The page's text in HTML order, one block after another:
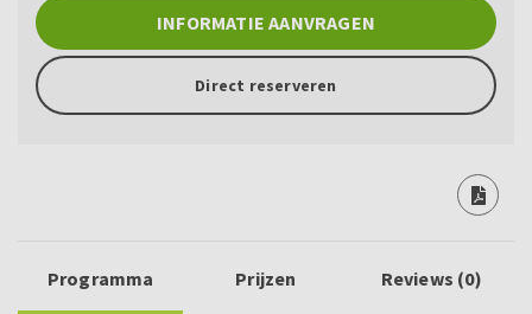
INFORMATIE AANVRAGEN
Direct reserveren
Programma Prijzen Reviews (0)